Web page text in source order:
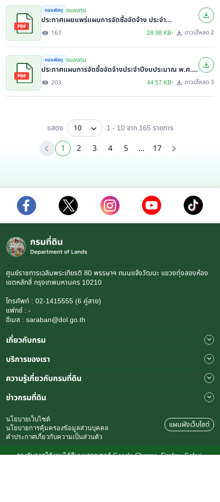
กองพัสดุ งบลงทุน
ประกาศเผยแพร่แผนการจัดซื้อจัดจ้าง ประจำ
ปีงบประมาณ พ.ศ. ๒๕๖๙
167 28.98 KB ดาวน์โหลด 2
กองพัสดุ งบลงทุน
ประกาศแผนการจัดซื้อจัดจ้างประจำปีงบประมาณ พ.ศ.
๒๕๖๙203 44.57 KB ดาวน์โหลด 3
แสดง 10 1 - 10 จาก 165 รายการ
1 2 3 4 5 ... 17
ศูนย์ราชการเฉลิมพระเกียรติ 80 พรรษาฯ ถนนแจ้งวัฒนะ แขวงทุ่งสองห้อง
เขตหลักสี่ กรุงเทพมหานคร 10210
โทรศัพท์ : 02-1415555 (6 คู่สาย)
แฟกซ์ : -
อีเมล : saraban@dol.go.th
เกี่ยวกับกรม
บริการของเรา
ความรู้เกี่ยวกับกรมที่ดิน
ข่าวกรมที่ดิน
นโยบายเว็บไซต์
นโยบายการคุ้มครองข้อมูลส่วนบุคคล
คำประกาศเกี่ยวกับความเป็นส่วนตัว
แผนผังเว็บไซต์
รองรับการใช้งานได้ดีบนบราวเซอร์ Google Chrome, Firefox, Safari,